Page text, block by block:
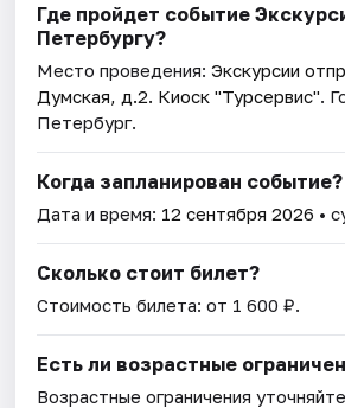
Где пройдет событие
Петербургу?
Место проведения:Экскурсии
Думская, д.2. Киоск "Турсервис".
Петербург.
Когда запланирован событие?
Дата и время: 12 сентября 2026 •
Сколько стоит билет?
Стоимость билета: от 1 600 ₽.
Есть ли возрастные
Возрастные ограничения